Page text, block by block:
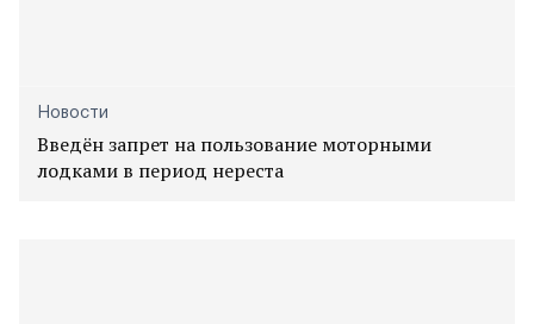
Новости
Введён запрет на пользование моторными
лодками в период нереста